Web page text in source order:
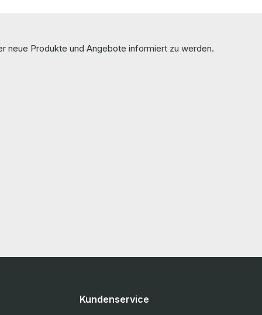
neue Produkte und Angebote informiert zu werden.
Kundenservice